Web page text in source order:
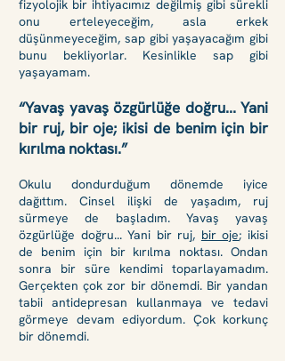
fizyolojik bir ihtiyacımız değilmiş gibi sürekli
onu erteleyeceğim, asla erkek
düşünmeyeceğim, sap gibi yaşayacağım gibi
bunu bekliyorlar. Kesinlikle sap gibi
yaşayamam.
“Yavaş yavaş özgürlüğe doğru... Yani
bir ruj, bir oje; ikisi de benim için bir
kırılma noktası.”
Okulu dondurduğum dönemde iyice
dağıttım. Cinsel ilişki de yaşadım, ruj
sürmeye de başladım. Yavaş yavaş
özgürlüğe doğru... Yani bir ruj, bir oje; ikisi
de benim için bir kırılma noktası. Ondan
sonra bir süre kendimi toparlayamadım.
Gerçekten çok zor bir dönemdi. Bir yandan
tabii antidepresan kullanmaya ve tedavi
görmeye devam ediyordum. Çok korkunç
bir dönemdi.